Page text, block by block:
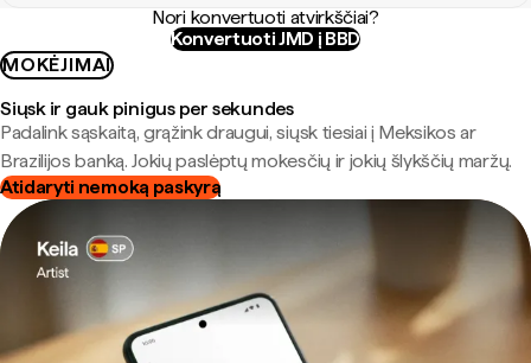
Nori konvertuoti atvirkščiai?
Konvertuoti JMD į BBD
MOKĖJIMAI
Siųsk ir gauk pinigus per sekundes
Padalink sąskaitą, grąžink draugui, siųsk tiesiai į Meksikos ar
Brazilijos banką. Jokių paslėptų mokesčių ir jokių šlykščių maržų.
Atidaryti nemoką paskyrą